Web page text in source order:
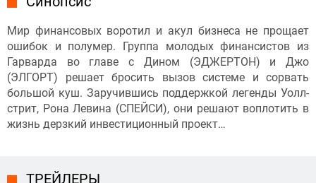
Мир финансовых воротил и акул бизнеса не прощает
ошибок и полумер. Группа молодых финансистов из
Гарварда во главе с Дином (ЭДЖЕРТОН) и Джо
(ЭЛГОРТ) решает бросить вызов системе и сорвать
большой куш. Заручившись поддержкой легенды Уолл-
стрит, Рона Левина (СПЕЙСИ), они решают воплотить в
жизнь дерзкий инвестиционный проект…
ТРЕЙЛЕРЫ